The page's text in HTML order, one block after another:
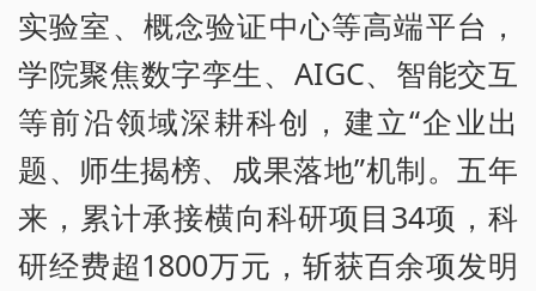
实验室、概念验证中心等高端平台，
学院聚焦数字孪生、AIGC、智能交互
等前沿领域深耕科创，建立“企业出
题、师生揭榜、成果落地”机制。五年
来，累计承接横向科研项目34项，科
研经费超1800万元，斩获百余项发明